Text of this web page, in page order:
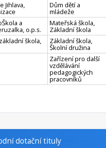
Jihlava,
Dům dětí a
mládeže
a
o.p.s.
Mateřská škola,
Základní škola
škola,
Základní škola,
Školní družina
Zařízení pro další
vzdělávání
pedagogických
pracovníků
dotační tituly